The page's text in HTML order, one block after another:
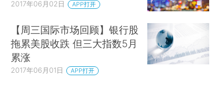
2017年06月02日 APP打开
【周三国际市场回顾】银行股
拖累美股收跌 但三大指数5月
累涨
2017年06月01日 APP打开